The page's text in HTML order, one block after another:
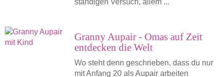
ständigen Versuch, allem ...
Granny Aupair - Omas auf Zeit
entdecken die Welt
Wo steht denn geschrieben, dass du nur
mit Anfang 20 als Aupair arbeiten